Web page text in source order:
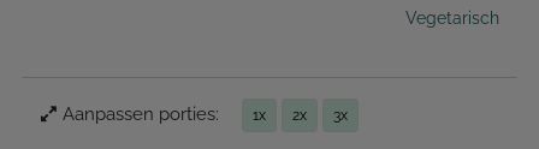
Vegetarisch
Aanpassen porties: 1x 2x 3x